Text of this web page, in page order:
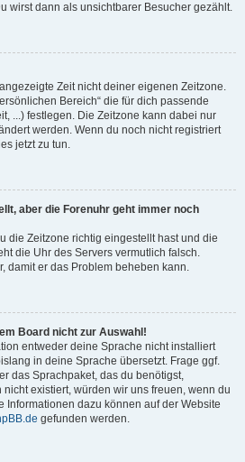
wirst dann als unsichtbarer Besucher gezählt.
Zeit nicht deiner eigenen Zeitzone.
Bereich“ die für dich passende
...) festlegen. Die Zeitzone kann dabei nur
werden. Wenn du noch nicht registriert
jetzt zu tun.
aber die Forenuhr geht immer noch
die Zeitzone richtig eingestellt hast und die
die Uhr des Servers vermutlich falsch.
damit er das Problem beheben kann.
Board nicht zur Auswahl!
entweder deine Sprache nicht installiert
in deine Sprache übersetzt. Frage ggf.
das Sprachpaket, das du benötigst,
existiert, würden wir uns freuen, wenn du
Informationen dazu können auf der Website
gefunden werden.